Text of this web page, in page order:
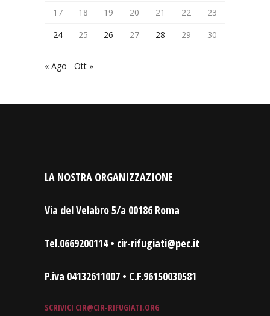
17
18 19 20 21 22
23
24
25 26 27 28 29 30
« Ago Ott »
LA NOSTRA ORGANIZZAZIONE
Via del Velabro 5/a 00186 Roma
Tel.0669200114 • cir-rifugiati@pec.it
P.iva 04132611007 • C.F.96150030581
SCRIVICI CIR@CIR-RIFUGIATI.ORG